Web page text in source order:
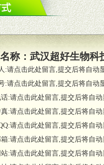
具体营销策略。
必要市场支持。
域销售人员全程跟踪服务，以确
专职或兼职的业务代表及终端
比例退换货政策。
一定比例调换政策。
心：本着对代理商负责的态度，
问题或消费者意见反馈，我们
称： 武汉超好生物科
:请点击此处留言,提交后将自动
:请点击此处留言,提交后将自动
:请点击此处留言,提交后将自动
:请点击此处留言,提交后将自动
请点击此处留言,提交后将自动
:请点击此处留言,提交后将自动
:请点击此处留言,提交后将自动